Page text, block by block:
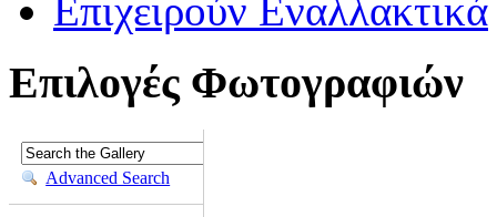
Επιχειρούν Εναλλακτικά
Επιλογές Φωτογραφιών
Advanced Search